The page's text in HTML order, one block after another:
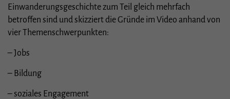
Einwanderungsgeschichte zum Teil gleich mehrfach
betroffen sind und skizziert die Gründe im Video anhand von
vier Themenschwerpunkten:
– Jobs
– Bildung
– soziales Engagement
Essenzielle Cookies ermöglichen grundlegende Funktionen und sind für die
Statistik Cookies erfassen Informationen anonym. Diese Informationen helfen uns